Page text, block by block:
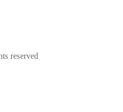
reserved